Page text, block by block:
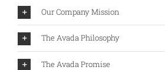
Our Company Mission
The Avada Philosophy
The Avada Promise